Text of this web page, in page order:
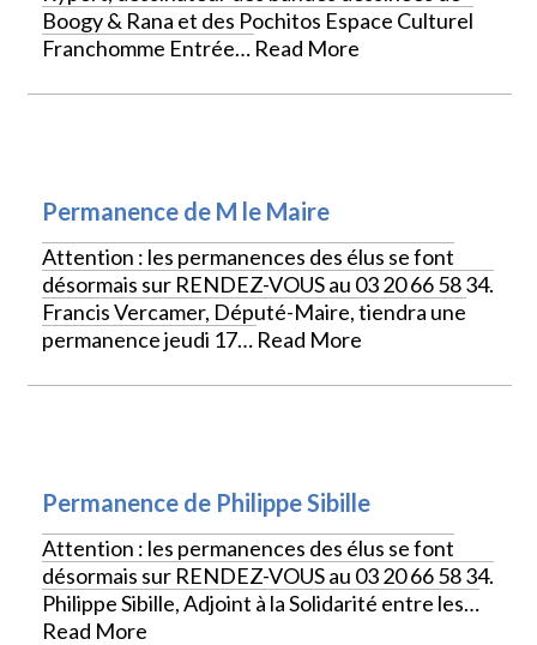
Boogy & Rana et des Pochitos Espace Culturel
Franchomme Entrée… Read More
Permanence de M le Maire
Attention : les permanences des élus se font
désormais sur RENDEZ-VOUS au 03 20 66 58 34.
Francis Vercamer, Député-Maire, tiendra une
permanence jeudi 17… Read More
Permanence de Philippe Sibille
Attention : les permanences des élus se font
désormais sur RENDEZ-VOUS au 03 20 66 58 34.
Philippe Sibille, Adjoint à la Solidarité entre les…
Read More